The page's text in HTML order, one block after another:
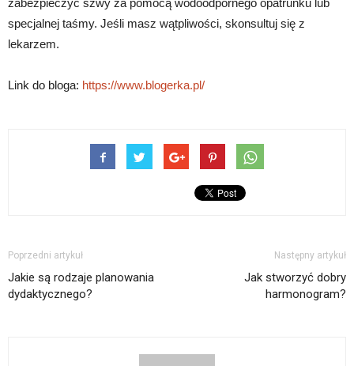
zabezpieczyć szwy za pomocą wodoodpornego opatrunku lub
specjalnej taśmy. Jeśli masz wątpliwości, skonsultuj się z
lekarzem.
Link do bloga: https://www.blogerka.pl/
Poprzedni artykuł
Jakie są rodzaje planowania
dydaktycznego?
Następny artykuł
Jak stworzyć dobry
harmonogram?